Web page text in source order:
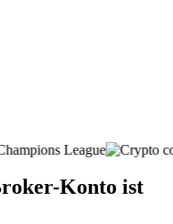
Konto ist